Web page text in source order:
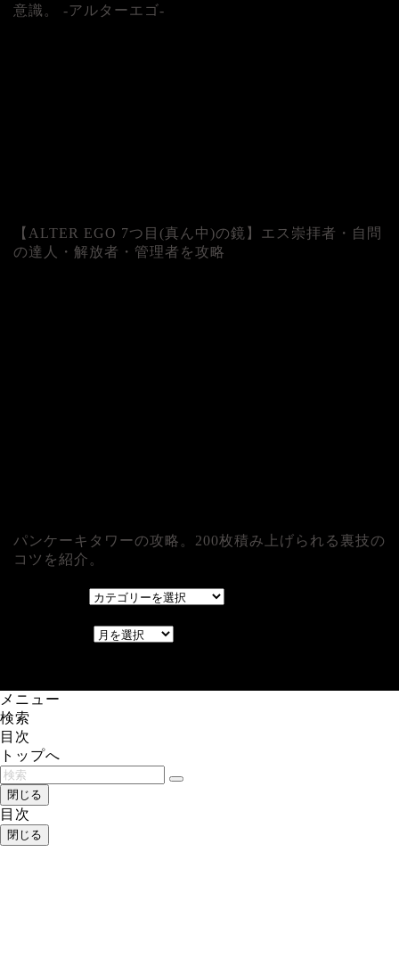
意識。 -アルターエゴ-
【ALTER EGO 7つ目(真ん中)の鏡】エス崇拝者・自問
の達人・解放者・管理者を攻略
パンケーキタワーの攻略。200枚積み上げられる裏技の
コツを紹介。
メニュー
検索
目次
トップへ
閉じる
目次
閉じる